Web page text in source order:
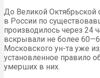
До Великой Октябрьской
в России по
производилось через 24
вскрывали не более
Московского ун-та уже
установленное правило
умерших в них.